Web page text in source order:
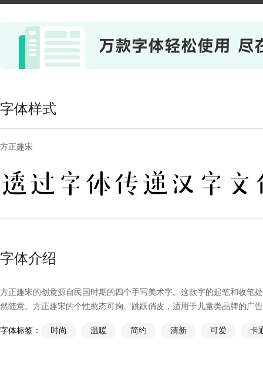
字体样式
方正趣宋
透过字体传递汉字文
字体介绍
方正趣宋的创意源自民国时期的四个手写美术字。这款字的起笔和收笔
然随意。方正趣宋的个性憨态可掬、跳跃俏皮，适用于儿童类品牌的广
字体标签： 时尚 温暖 简约 清新 可爱 卡